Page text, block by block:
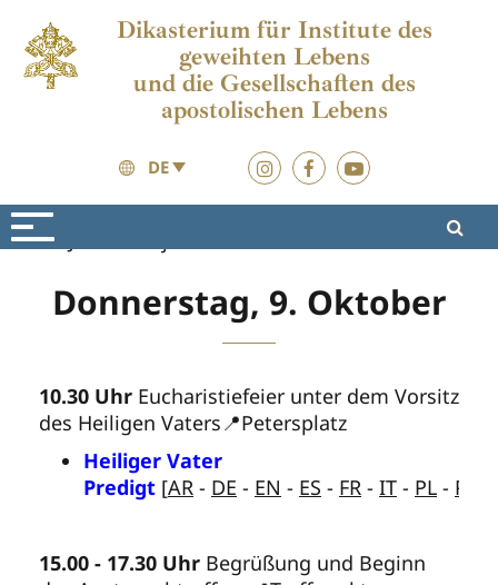
Dikasterium für Institute des
geweihten Lebens
und die Gesellschaften des
apostolischen Lebens
DE
Donnerstag, 9. Oktober
10.30 Uhr Eucharistiefeier unter dem Vorsitz
des Heiligen Vaters📍Petersplatz
Heiliger Vater
Predigt [AR - DE - EN - ES - FR - IT - PL - PT
15.00 - 17.30 Uhr Begrüßung und Beginn